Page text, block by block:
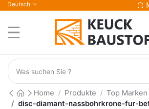
Deutsch
Home Produkte Top Marken
disc-diamant-nassbohrkrone-fur-